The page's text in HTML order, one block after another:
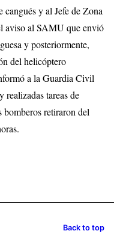
cangués y al Jefe de Zona
aviso al SAMU que envió
y posteriormente,
del helicóptero
a la Guardia Civil
realizadas tareas de
retiraron del
Back to top